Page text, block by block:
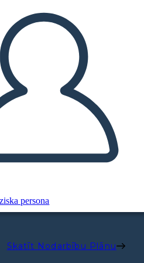
persona
Skatīt Nodarbību Plānu